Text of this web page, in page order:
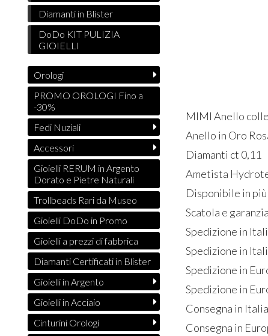
MIMI Anello
Anello in Oro
Diamanti ct 0,11
Ametista
Disponibile in
Scatola e
Spedizione in
Spedizione in
Spedizione in
Spedizione in
Consegna in
Consegna in
Diamanti in Blister
DoDo KIT PULIZIA
GIOIELLI
Orologi
PROMO OROLOGI Fino a
-30%
Fedi Nuziali
Accessori
Gioielli RERUM in Argento
Dorato e Pietre Naturali
Trollbeads Rari da Museo
Gioielli DoDo in Promo
Gioielli a prezzi di fabbrica
Diamanti Certificati in Blister
Gioielli in Argento
Gioielli in Acciaio
Cinturini Orologi